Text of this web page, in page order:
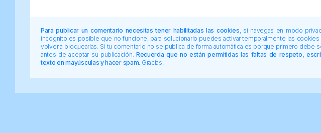
Para publicar un comentario necesitas tener habilitadas las cookies , si navegas en modo
incógnito es posible que no funcione, para solucionarlo puedes activar temporalmente las
volver a bloquearlas. Si tu comentario no se publica de forma automática es porque primero debe
antes de aceptar su publicación. Recuerda que no están permitidas las faltas de respeto,
texto en mayúsculas y hacer spam. Gracias.